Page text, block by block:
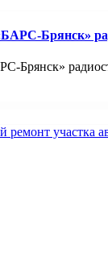
Брянск»
Брянск»